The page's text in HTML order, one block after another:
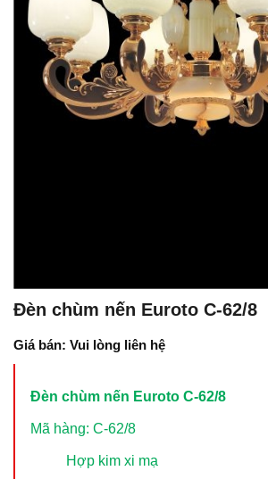
Đèn chùm nến Euroto C-62/8
Giá bán: Vui lòng liên hệ
Đèn chùm nến Euroto C-62/8
Mã hàng: C-62/8
Hợp kim xi mạ